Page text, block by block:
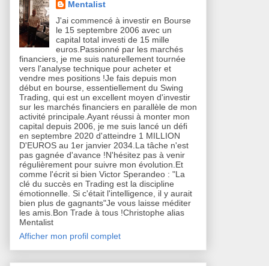
Mentalist
J'ai commencé à investir en Bourse
le 15 septembre 2006 avec un
capital total investi de 15 mille
euros.Passionné par les marchés
financiers, je me suis naturellement tournée
vers l'analyse technique pour acheter et
vendre mes positions !Je fais depuis mon
début en bourse, essentiellement du Swing
Trading, qui est un excellent moyen d'investir
sur les marchés financiers en parallèle de mon
activité principale.Ayant réussi à monter mon
capital depuis 2006, je me suis lancé un défi
en septembre 2020 d'atteindre 1 MILLION
D'EUROS au 1er janvier 2034.La tâche n'est
pas gagnée d'avance !N'hésitez pas à venir
régulièrement pour suivre mon évolution.Et
comme l'écrit si bien Victor Sperandeo : "La
clé du succès en Trading est la discipline
émotionnelle. Si c'était l'intelligence, il y aurait
bien plus de gagnants"Je vous laisse méditer
les amis.Bon Trade à tous !Christophe alias
Mentalist
Afficher mon profil complet